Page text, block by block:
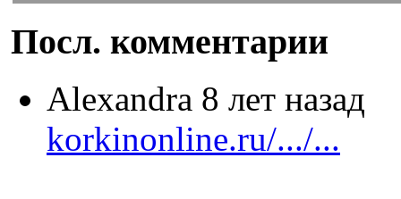
Посл. комментарии
Alexandra 8 лет назад
korkinonline.ru/.../...